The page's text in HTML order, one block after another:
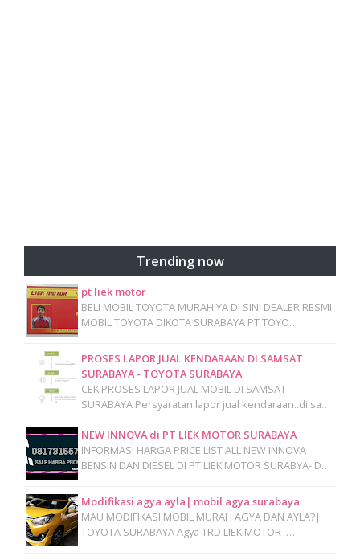
Trending now
pt liek motor
BELI MOBIL TOYOTA MURAH YA DI SINI DEALER RESMI
MOBIL TOYOTA DIKOTA SURABAYA PT TOYO…
PROSES LAPOR JUAL KENDARAAN DI SAMSAT
SURABAYA - TOYOTA SURABAYA
CEK PROSES LAPOR JUAL MOBIL DI SAMSAT
SURABAYA Persyaratan lapor jual kendaraan..di sa…
NEW INNOVA di PT LIEK MOTOR SURABAYA
INFORMASI HARGA PRICE LIST ALL NEW INNOVA
BENSIN DAN DIESEL DI PT LIEK MOTOR SURABYA- D…
Modifikasi agya ayla| mobil agya surabaya
MAU MODIFIKASI MOBIL MURAH AGYA DAN AYLA?|
TOYOTA SURABAYA Agya TRD LIEK MOTOR …